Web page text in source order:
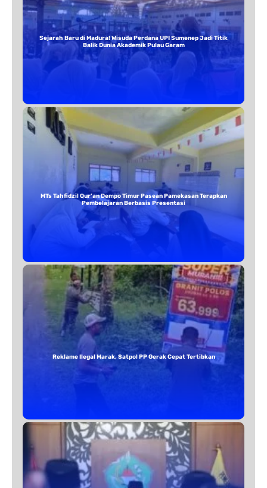
Sejarah Baru di Madura! Wisuda Perdana UPI Sumenep Jadi Titik
Balik Dunia Akademik Pulau Garam
MTs Tahfidzil Qur’an Dempo Timur Pasean Pamekasan Terapkan
Pembelajaran Berbasis Presentasi
Reklame Ilegal Marak, Satpol PP Gerak Cepat Tertibkan